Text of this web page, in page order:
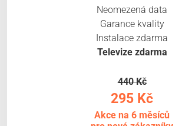
Neomezená data
Garance kvality
Instalace zdarma
Televize zdarma
440 Kč
295 Kč
Akce na 6 měsíců